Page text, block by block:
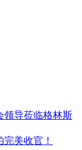
领导莅临格林斯
美收官！